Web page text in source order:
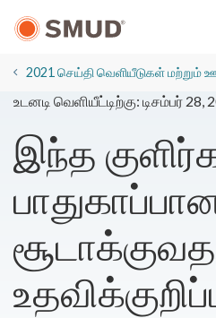
உள்ளடக்கத்திற்கு
2021 செய்தி வெளியீடுகள்
உடனடி வெளியீட்டிற்கு: டிசம்பர் 28,
இந்த